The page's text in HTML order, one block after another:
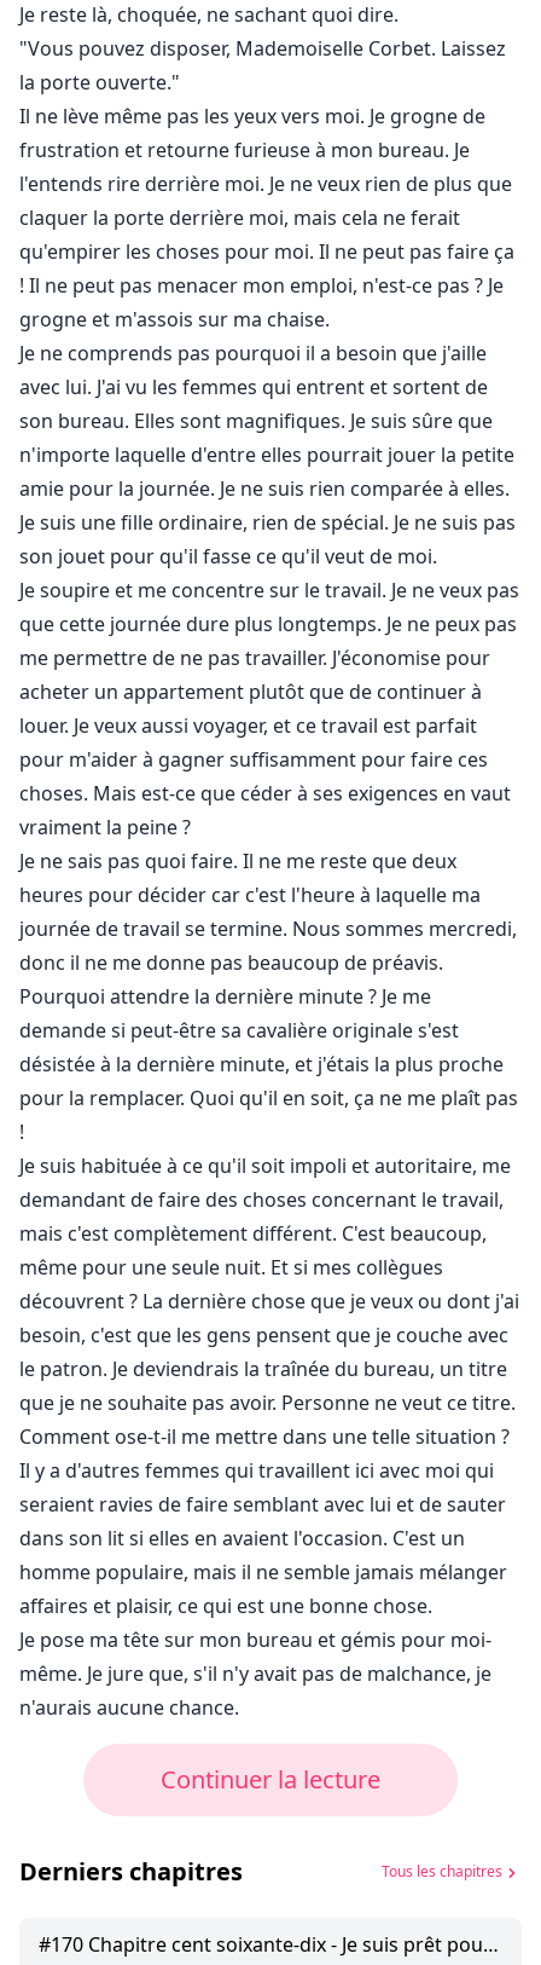
Je reste là, choquée, ne sachant quoi dire.
"Vous pouvez disposer, Mademoiselle Corbet. Laissez
la porte ouverte."
Il ne lève même pas les yeux vers moi. Je grogne de
frustration et retourne furieuse à mon bureau. Je
l'entends rire derrière moi. Je ne veux rien de plus que
claquer la porte derrière moi, mais cela ne ferait
qu'empirer les choses pour moi. Il ne peut pas faire ça
! Il ne peut pas menacer mon emploi, n'est-ce pas ? Je
grogne et m'assois sur ma chaise.
Je ne comprends pas pourquoi il a besoin que j'aille
avec lui. J'ai vu les femmes qui entrent et sortent de
son bureau. Elles sont magnifiques. Je suis sûre que
n'importe laquelle d'entre elles pourrait jouer la petite
amie pour la journée. Je ne suis rien comparée à elles.
Je suis une fille ordinaire, rien de spécial. Je ne suis pas
son jouet pour qu'il fasse ce qu'il veut de moi.
Je soupire et me concentre sur le travail. Je ne veux pas
que cette journée dure plus longtemps. Je ne peux pas
me permettre de ne pas travailler. J'économise pour
acheter un appartement plutôt que de continuer à
louer. Je veux aussi voyager, et ce travail est parfait
pour m'aider à gagner suffisamment pour faire ces
choses. Mais est-ce que céder à ses exigences en vaut
vraiment la peine ?
Je ne sais pas quoi faire. Il ne me reste que deux
heures pour décider car c'est l'heure à laquelle ma
journée de travail se termine. Nous sommes mercredi,
donc il ne me donne pas beaucoup de préavis.
Pourquoi attendre la dernière minute ? Je me
demande si peut-être sa cavalière originale s'est
désistée à la dernière minute, et j'étais la plus proche
pour la remplacer. Quoi qu'il en soit, ça ne me plaît pas
!
Je suis habituée à ce qu'il soit impoli et autoritaire, me
demandant de faire des choses concernant le travail,
mais c'est complètement différent. C'est beaucoup,
même pour une seule nuit. Et si mes collègues
découvrent ? La dernière chose que je veux ou dont j'ai
besoin, c'est que les gens pensent que je couche avec
le patron. Je deviendrais la traînée du bureau, un titre
que je ne souhaite pas avoir. Personne ne veut ce titre.
Comment ose-t-il me mettre dans une telle situation ?
Il y a d'autres femmes qui travaillent ici avec moi qui
seraient ravies de faire semblant avec lui et de sauter
dans son lit si elles en avaient l'occasion. C'est un
homme populaire, mais il ne semble jamais mélanger
affaires et plaisir, ce qui est une bonne chose.
Je pose ma tête sur mon bureau et gémis pour moi-
même. Je jure que, s'il n'y avait pas de malchance, je
n'aurais aucune chance.
Continuer la lecture
Derniers chapitres Tous les chapitres
#170 Chapitre cent soixante-dix - Je suis prêt pour le prochain chapitre